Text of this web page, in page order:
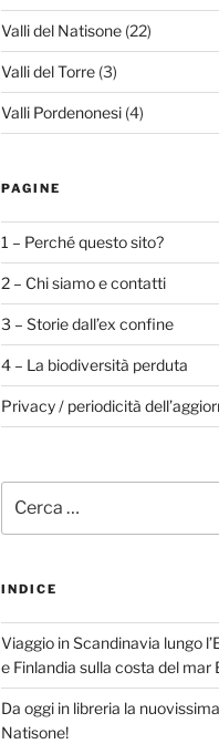
Valli del Natisone(22)
Valli del Torre(3)
Valli Pordenonesi(4)
PAGINE
1 – Perché questo sito?
2 – Chi siamo e contatti
3 – Storie dall’ex confine
4 – La biodiversità perduta
Privacy / periodicità
INDICE
Viaggio in Scandinavia lungo
e Finlandia sulla costa del mar
Da oggi in libreria la
Natisone!